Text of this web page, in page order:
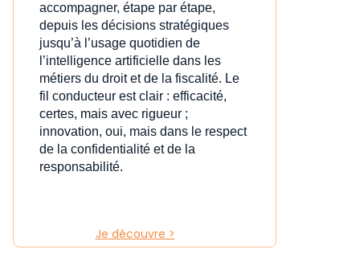
accompagner, étape par étape,
depuis les décisions stratégiques
jusqu’à l’usage quotidien de
l’intelligence artificielle dans les
métiers du droit et de la fiscalité. Le
fil conducteur est clair : efficacité,
certes, mais avec rigueur ;
innovation, oui, mais dans le respect
de la confidentialité et de la
responsabilité.
Je découvre >